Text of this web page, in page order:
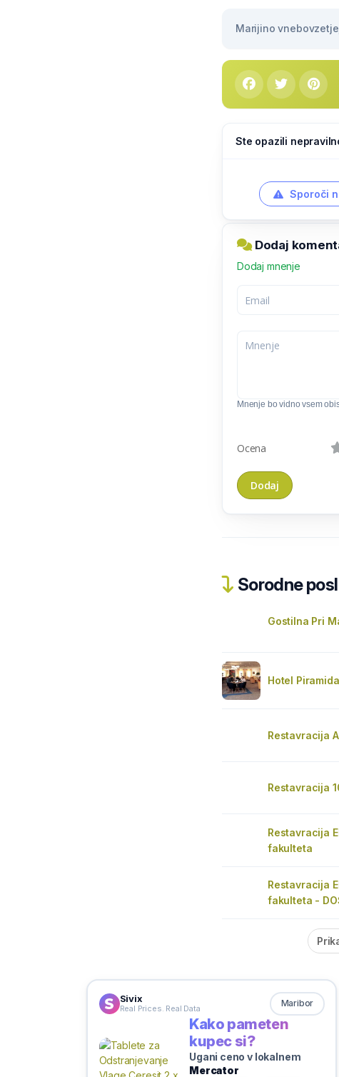
Marijino
Ste opazili
Sporoči
Dodaj
Dodaj mnenje
Mnenje bo vidno vsem
Ocena
Sorodne
Gostilna Pri
Hotel Piramida
Restavracija
Restavracija
Restavracija
fakulteta
Restavracija
fakulteta -
Sivix
Real Prices. Real Data Maribor
Kako pameten
kupec si?
Ugani ceno v lokalnem
Mercator